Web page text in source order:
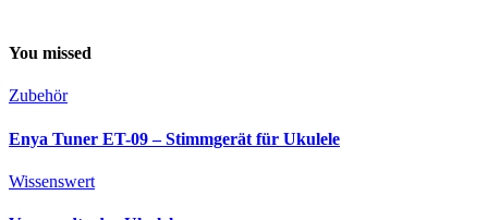
You missed
Zubehör
Enya Tuner ET-09 – Stimmgerät für Ukulele
Wissenswert